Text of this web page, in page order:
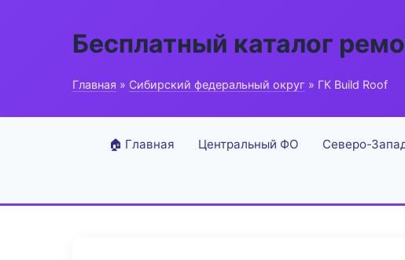
Бесплатный каталог
Главная » Сибирский федеральный округ » ГК Build Roof
🏠 Главная Центральный ФО Северо-